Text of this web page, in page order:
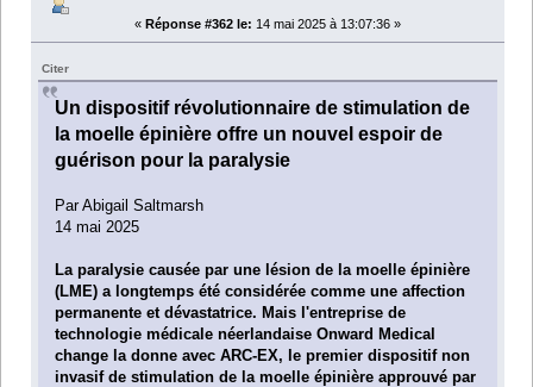
« Réponse #362 le: 14 mai 2025 à 13:07:36 »
Citer
Un dispositif révolutionnaire de stimulation de
la moelle épinière offre un nouvel espoir de
guérison pour la paralysie
Par Abigail Saltmarsh
14 mai 2025
La paralysie causée par une lésion de la moelle épinière
(LME) a longtemps été considérée comme une affection
permanente et dévastatrice. Mais l'entreprise de
technologie médicale néerlandaise Onward Medical
change la donne avec ARC-EX, le premier dispositif non
invasif de stimulation de la moelle épinière approuvé par